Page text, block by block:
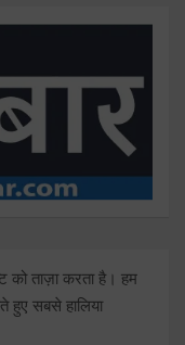
को ताज़ा करता है। हम
हुए सबसे हालिया